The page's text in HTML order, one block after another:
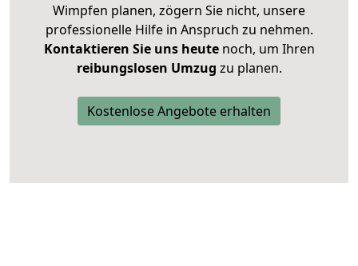
Wimpfen planen, zögern Sie nicht, unsere
professionelle Hilfe in Anspruch zu nehmen.
Kontaktieren Sie uns heutenoch, um Ihren
reibungslosen Umzug zu planen.
Kostenlose Angebote erhalten